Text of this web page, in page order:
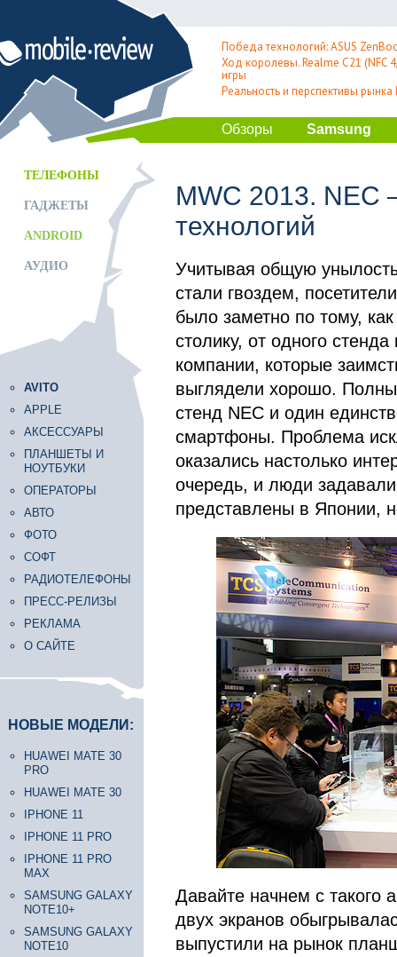
Победа технологий: ASUS
Ход королевы. Realme C21 (NFC
игры
Реальность и перспективы
Обзоры Samsung
ТЕЛЕФОНЫ
ГАДЖЕТЫ
ANDROID
АУДИО
AVITO
APPLE
АКСЕССУАРЫ
ПЛАНШЕТЫ И
НОУТБУКИ
ОПЕРАТОРЫ
АВТО
ФОТО
СОФТ
РАДИОТЕЛЕФОНЫ
ПРЕСС-РЕЛИЗЫ
РЕКЛАМА
О САЙТЕ
НОВЫЕ МОДЕЛИ:
HUAWEI MATE 30
PRO
HUAWEI MATE 30
IPHONE 11
IPHONE 11 PRO
IPHONE 11 PRO
MAX
SAMSUNG GALAXY
NOTE10+
SAMSUNG GALAXY
NOTE10
MWC 2013. NEC
технологий
Учитывая общую
стали гвоздем,
было заметно по тому,
столику, от одного
компании, которые
выглядели хорошо.
стенд NEC и один
смартфоны. Проблема
оказались настолько
очередь, и люди
представлены в Японии,
Давайте начнем с такого
двух экранов
выпустили на рынок